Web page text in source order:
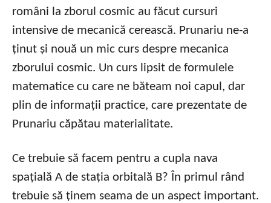
români la zborul cosmic au făcut cursuri
intensive de mecanică cerească. Prunariu ne-a
ținut și nouă un mic curs despre mecanica
zborului cosmic. Un curs lipsit de formulele
matematice cu care ne băteam noi capul, dar
plin de informații practice, care prezentate de
Prunariu căpătau materialitate.
Ce trebuie să facem pentru a cupla nava
spațială A de stația orbitală B? În primul rând
trebuie să ținem seama de un aspect important.